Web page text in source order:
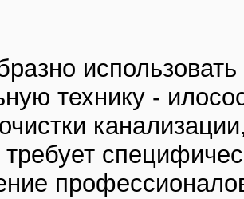
технику -
требует